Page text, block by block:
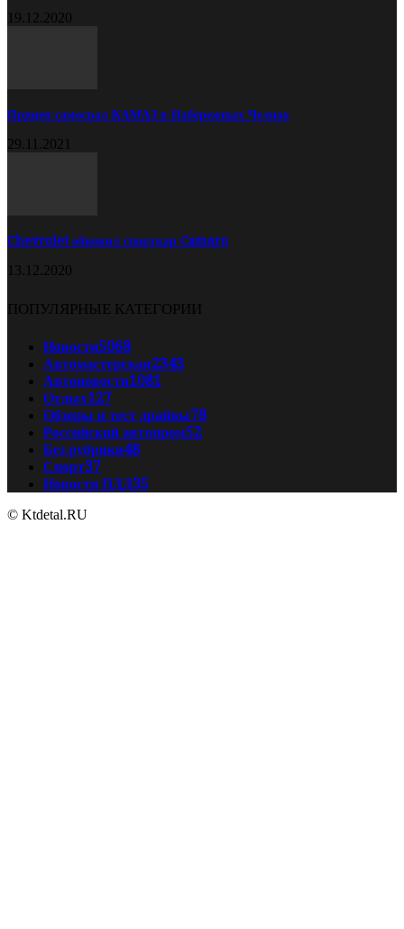
19.12.2020
Прицеп самосвал КАМАЗ в Набережных Челнах
29.11.2021
Chevrolet обновил спорткар Camaro
13.12.2020
ПОПУЛЯРНЫЕ КАТЕГОРИИ
Новости5068
Автомастерская2343
Автоновости1081
Отдых127
Обзоры и тест драйвы78
Российский автопром52
Без рубрики48
Спорт37
Новости ПДД35
© Ktdetal.RU